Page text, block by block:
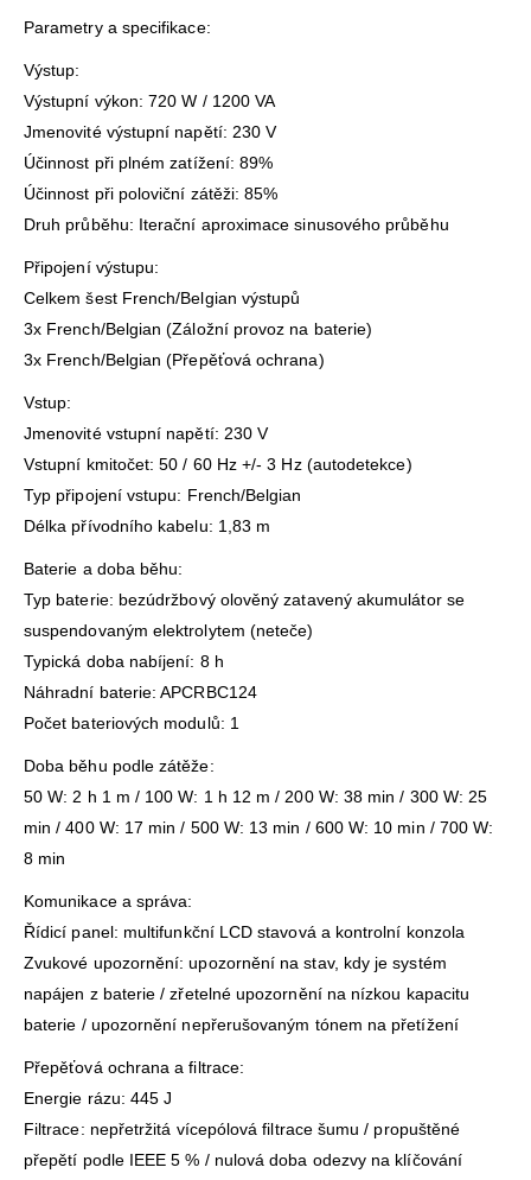
Parametry a specifikace:
Výstup:
Výstupní výkon: 720 W / 1200 VA
Jmenovité výstupní napětí: 230 V
Účinnost při plném zatížení: 89%
Účinnost při poloviční zátěži: 85%
Druh průběhu: Iterační aproximace sinusového průběhu
Připojení výstupu:
Celkem šest French/Belgian výstupů
3x French/Belgian (Záložní provoz na baterie)
3x French/Belgian (Přepěťová ochrana)
Vstup:
Jmenovité vstupní napětí: 230 V
Vstupní kmitočet: 50 / 60 Hz +/- 3 Hz (autodetekce)
Typ připojení vstupu: French/Belgian
Délka přívodního kabelu: 1,83 m
Baterie a doba běhu:
Typ baterie: bezúdržbový olověný zatavený akumulátor se
suspendovaným elektrolytem (neteče)
Typická doba nabíjení: 8 h
Náhradní baterie: APCRBC124
Počet bateriových modulů: 1
Doba běhu podle zátěže:
50 W: 2 h 1 m / 100 W: 1 h 12 m / 200 W: 38 min / 300 W: 25
min / 400 W: 17 min / 500 W: 13 min / 600 W: 10 min / 700 W:
8 min
Komunikace a správa:
Řídicí panel: multifunkční LCD stavová a kontrolní konzola
Zvukové upozornění: upozornění na stav, kdy je systém
napájen z baterie / zřetelné upozornění na nízkou kapacitu
baterie / upozornění nepřerušovaným tónem na přetížení
Přepěťová ochrana a filtrace:
Energie rázu: 445 J
Filtrace: nepřetržitá vícepólová filtrace šumu / propuštěné
přepětí podle IEEE 5 % / nulová doba odezvy na klíčování